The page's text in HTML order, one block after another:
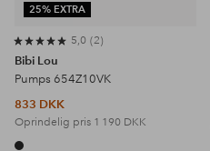
25% EXTRA
5,0 2
Bibi Lou
Pumps 654Z10VK
833 DKK
Oprindelig pris 1 190 DKK